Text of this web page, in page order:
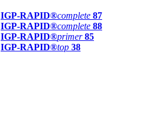
IGP-RAPID®complete 87
IGP-RAPID®complete 88
IGP-RAPID®primer 85
IGP-RAPID®top 38